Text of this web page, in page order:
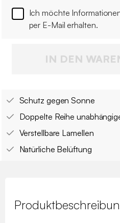
Ich möchte
per E-Mail erhalten.
IN DEN
Schutz gegen Sonne
Doppelte Reihe
Verstellbare Lamellen
Natürliche Belüftung